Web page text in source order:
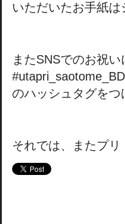
いただいたお手紙
またSNSでのお祝い
のハッシュタグをつ
それでは、またプリ